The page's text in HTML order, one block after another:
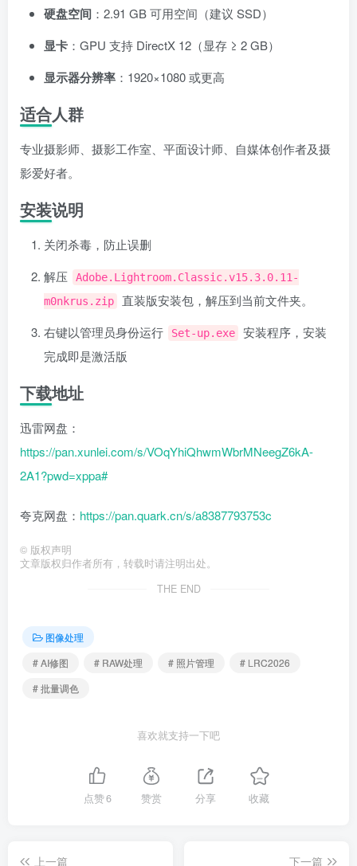
硬盘空间 ：2.91 GB 可用空间（建议 SSD）
显卡 ：GPU 支持 DirectX 12（显存 ≥ 2 GB）
显示器分辨率 ：1920×1080 或更高
适合人群
专业摄影师、摄影工作室、平面设计师、自媒体创作者及摄
影爱好者。
安装说明
关闭杀毒，防止误删
解压
Adobe.Lightroom.Classic.v15.3.0.11-
m0nkrus.zip
直装版安装包，解压到当前文件夹。
右键以管理员身份运行
Set-up.exe
安装程序，安装
完成即是激活版
下载地址
迅雷网盘：
https://pan.xunlei.com/s/VOqYhiQhwmWbrMNeegZ6kA-
2A1?pwd=xppa#
夸克网盘： https://pan.quark.cn/s/a8387793753c
© 版权声明
文章版权归作者所有，转载时请注明出处。
THE END
图像处理
# AI修图
# RAW处理 # 照片管理
# LRC2026
# 批量调色
喜欢就支持一下吧
点赞6 赞赏 分享 收藏
上一篇
下一篇